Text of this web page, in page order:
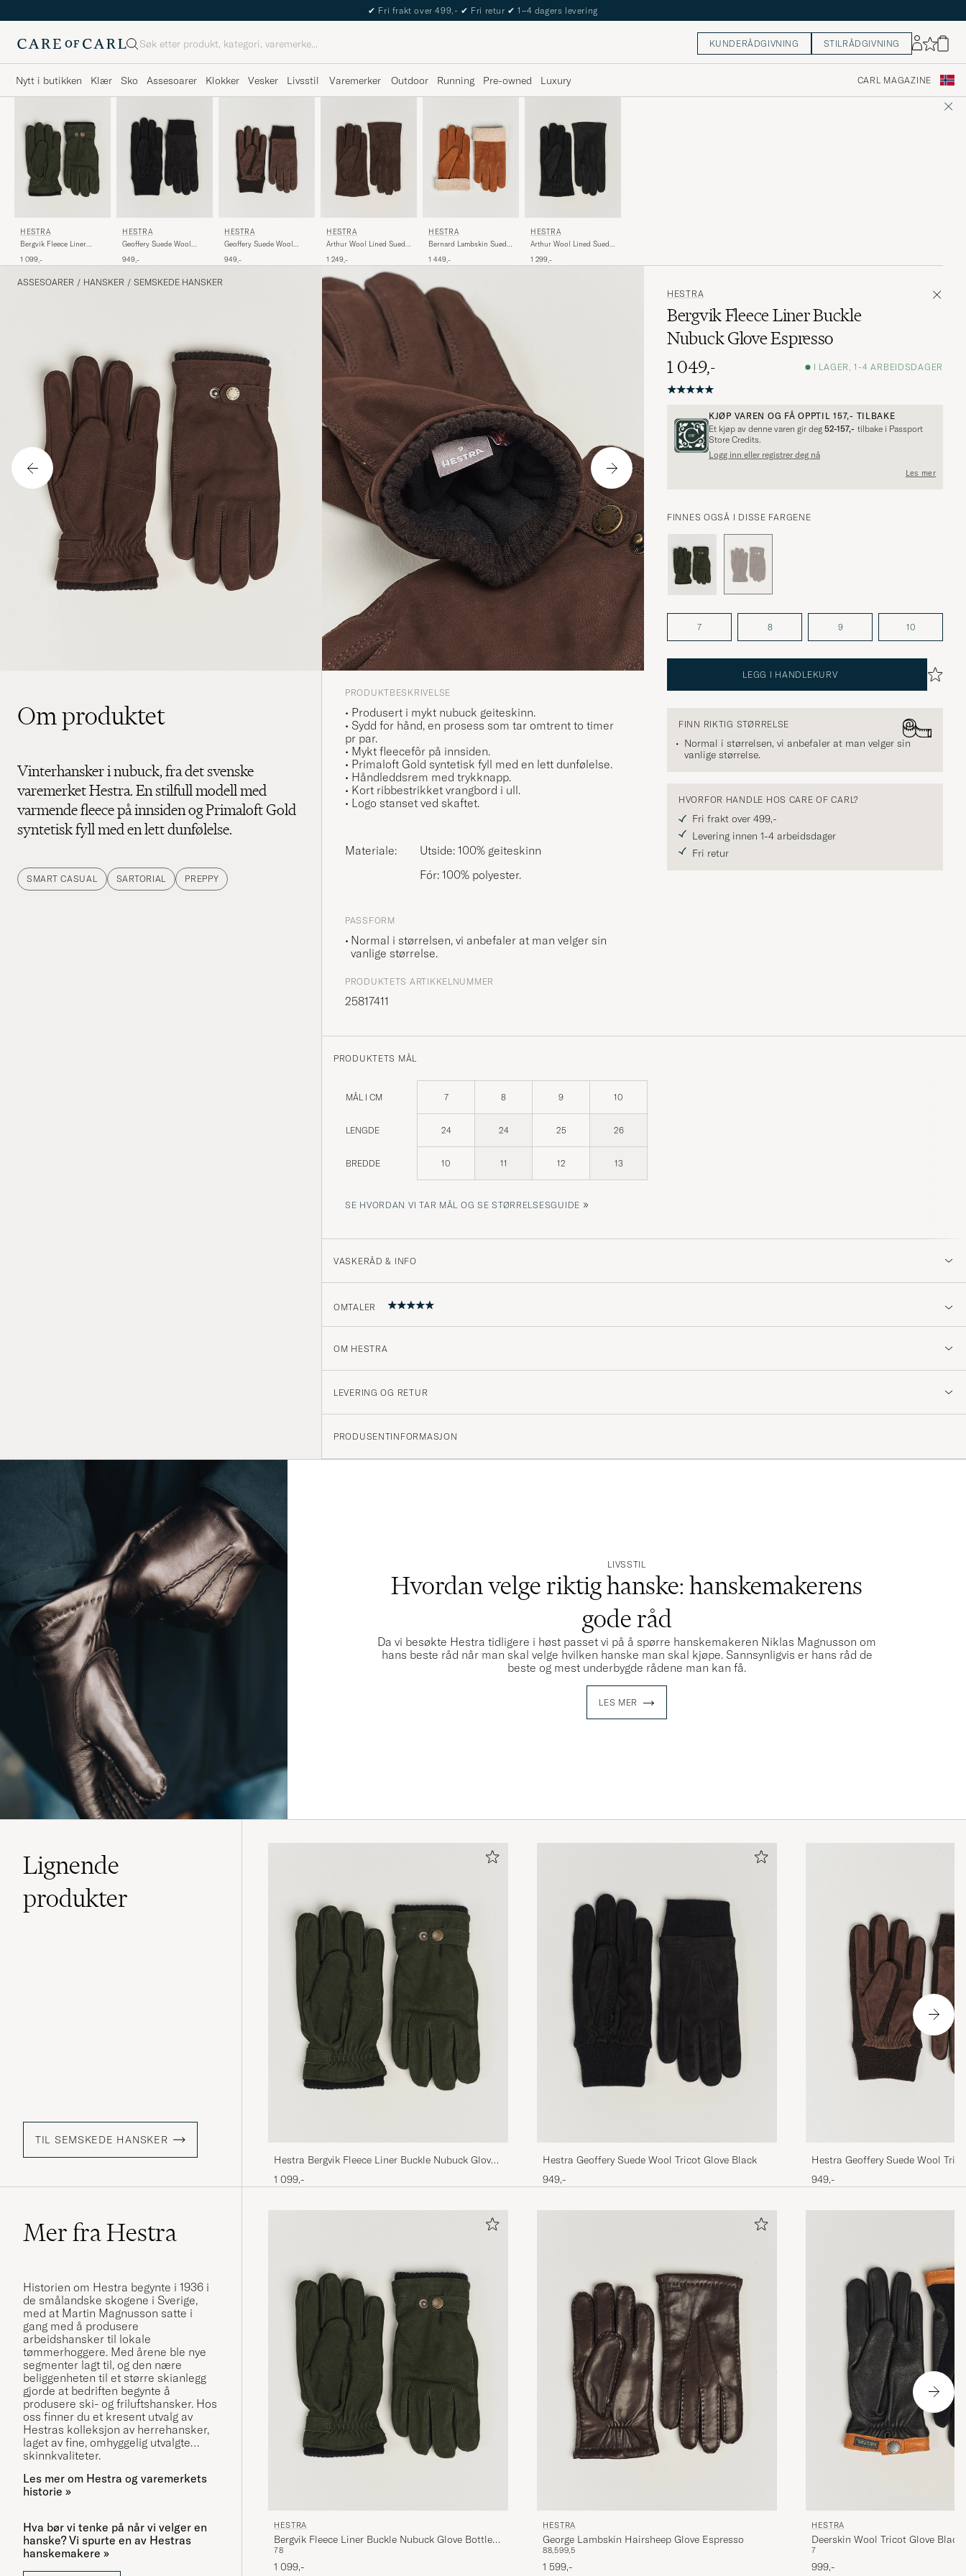
The Care of Carl Passport
Søk KUNDERÅDGIVNING STILRÅDGIVNING
Nytt i butikken Klær Sko Assesoarer Klokker Vesker Livsstil Varemerker Outdoor Running Pre-owned Luxury CARL MAGAZINE
HESTRA
Bergvik Fleece Liner
Bottle Green
1 099,-
HESTRA
Geoffery Suede Wool
949,-
HESTRA
Geoffery Suede Wool
949,-
HESTRA
Arthur Wool Lined Suede
1 249,-
HESTRA
Bernard Lambskin Suede
1 449,-
HESTRA
Arthur Wool Lined Suede
1 299,-
ASSESOARER / HANSKER / SEMSKEDE HANSKER
Flere alternativer?
UTFORSK LIGNENDE PRODUKTER
HESTRA
Bergvik Fleece Liner Buckle
Nubuck Glove Espresso
1 049,-
I LAGER, 1-4 ARBEIDSDAGER
KJØP VAREN OG FÅ OPPTIL157,- TILBAKE
Et kjøp av denne varen gir deg 52-157,- tilbake i Passport
Store Credits.
Logg inn eller registrer deg nå
Les mer
FINNES OGSÅ I DISSE FARGENE
7 8 9 10
LEGG I HANDLEKURV
FINN RIKTIG STØRRELSE
Normal i størrelsen, vi anbefaler at man velger sin
vanlige størrelse.
HVORFOR HANDLE HOS CARE OF CARL?
Fri frakt over 499,-
Levering innen 1-4 arbeidsdager
Fri retur
Om produktet
Vinterhansker i nubuck, fra det svenske
varemerket Hestra. En stilfull modell med
varmende fleece på innsiden og Primaloft Gold
syntetisk fyll med en lett dunfølelse.
SMART CASUAL SARTORIAL PREPPY
PRODUKTBESKRIVELSE
• Produsert i mykt nubuck geiteskinn.
• Sydd for hånd, en prosess som tar omtrent to timer
pr par.
• Mykt fleecefôr på innsiden.
• Primaloft Gold syntetisk fyll med en lett dunfølelse.
• Håndleddsrem med trykknapp.
• Kort ribbestrikket vrangbord i ull.
• Logo stanset ved skaftet.
Materiale:
Utside: 100% geiteskinn
Fór: 100% polyester.
PASSFORM
Normal i størrelsen, vi anbefaler at man velger sin
vanlige størrelse.
PRODUKTETS ARTIKKELNUMMER
25817411
PRODUKTETS MÅL
MÅL I CM 7 8 9 10
LENGDE 24 24 25 26
BREDDE 10 11 12 13
SE HVORDAN VI TAR MÅL OG SE STØRRELSESGUIDE »
VASKERÅD & INFO
OMTALER
OM HESTRA
HVA BØR VI TENKE PÅ NÅR VI VELGER EN HANSKE? VI SPURTE EN AV HESTRAS HANSKEMAKERE »
LEVERING OG RETUR
PRODUSENTINFORMASJON
LIVSSTIL
Hvordan velge riktig hanske: hanskemakerens
gode råd
Da vi besøkte Hestra tidligere i høst passet vi på å spørre hanskemakeren Niklas Magnusson om
hans beste råd når man skal velge hvilken hanske man skal kjøpe. Sannsynligvis er hans råd de
beste og mest underbygde rådene man kan få.
LES MER
Lignende
produkter
TIL SEMSKEDE HANSKER
Hestra Bergvik Fleece Liner Buckle Nubuck Glove
Bottle Green
1 099,-
Hestra Geoffery Suede Wool Tricot Glove Black
949,-
Hestra Geoffery Suede Wool
Espresso
949,-
Mer fra Hestra
Historien om Hestra begynte i 1936 i
de smålandske skogene i Sverige,
med at Martin Magnusson satte i
gang med å produsere
arbeidshansker til lokale
tømmerhoggere. Med årene ble nye
segmenter lagt til, og den nære
beliggenheten til et større skianlegg
gjorde at bedriften begynte å
produsere ski- og friluftshansker. Hos
oss finner du et kresent utvalg av
Hestras kolleksjon av herrehansker,
laget av fine, omhyggelig utvalgte
skinnkvaliteter.
Les mer om Hestra og varemerkets
historie »
Hva bør vi tenke på når vi velger en
hanske? Vi spurte en av Hestras
hanskemakere »
HESTRA
Bergvik Fleece Liner Buckle Nubuck Glove Bottle
Green
78
1 099,-
HESTRA
George Lambskin Hairsheep Glove Espresso
88,599,5
1 599,-
HESTRA
Deerskin Wool Tricot Glove
7
999,-